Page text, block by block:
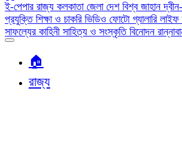
ই-পেপার রাজ্য কলকাতা জেলা দেশ বিশ্ব জাহান
প্রযুক্তি শিক্ষা ও চাকরি ভিডিও ফোটো গ্যালারি লাইফ
সাফল্যের কাহিনী সাহিত্য ও সংস্কৃতি বিনোদন
🏠︎
রাজ্য